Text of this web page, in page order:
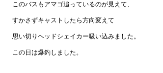
このバスもアマゴ追っているのが見えて、
すかさずキャストしたら方向変えて
思い切りヘッドシェイカー吸い込みました。
この日は爆釣しました。